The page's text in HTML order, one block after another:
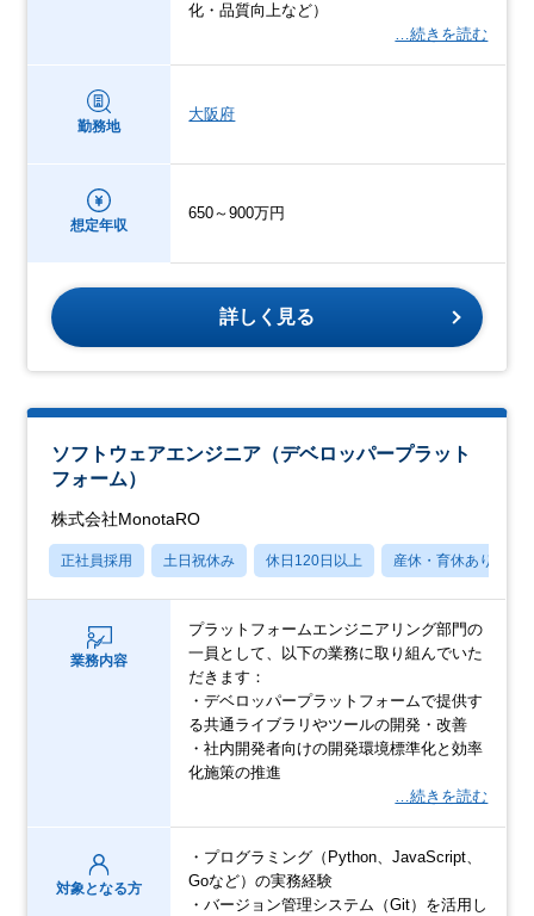
化・品質向上など）
…続きを読む
勤務地
大阪府
想定年収
650～900万円
詳しく見る
ソフトウェアエンジニア（デベロッパープラット
フォーム）
株式会社MonotaRO
正社員採用 土日祝休み 休日120日以上 産休・育休あり
業務内容
プラットフォームエンジニアリング部門の
一員として、以下の業務に取り組んでいた
だきます：
・デベロッパープラットフォームで提供す
る共通ライブラリやツールの開発・改善
・社内開発者向けの開発環境標準化と効率
化施策の推進
…続きを読む
対象となる方
・プログラミング（Python、JavaScript、
Goなど）の実務経験
・バージョン管理システム（Git）を活用し